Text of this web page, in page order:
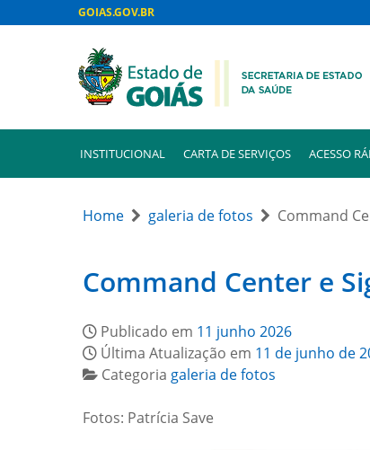
GOIAS.GOV.BR
INSTITUCIONAL CARTA DE SERVIÇOS ACESSO
Home galeria de fotos Command
Command Center e
Publicado em 11 junho 2026
Última Atualização em 11 de junho de
Categoria galeria de fotos
Fotos: Patrícia Save